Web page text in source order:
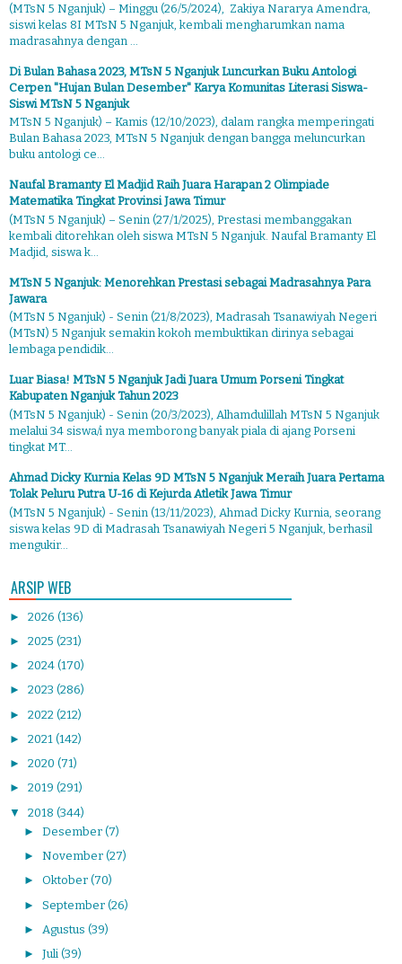
(MTsN 5 Nganjuk) – Minggu (26/5/2024), Zakiya Nararya Amendra,
siswi kelas 8I MTsN 5 Nganjuk, kembali mengharumkan nama
madrasahnya dengan ...
Di Bulan Bahasa 2023, MTsN 5 Nganjuk Luncurkan Buku Antologi
Cerpen "Hujan Bulan Desember" Karya Komunitas Literasi Siswa-
Siswi MTsN 5 Nganjuk
MTsN 5 Nganjuk) – Kamis (12/10/2023), dalam rangka memperingati
Bulan Bahasa 2023, MTsN 5 Nganjuk dengan bangga meluncurkan
buku antologi ce...
Naufal Bramanty El Madjid Raih Juara Harapan 2 Olimpiade
Matematika Tingkat Provinsi Jawa Timur
(MTsN 5 Nganjuk) – Senin (27/1/2025), Prestasi membanggakan
kembali ditorehkan oleh siswa MTsN 5 Nganjuk. Naufal Bramanty El
Madjid, siswa k...
MTsN 5 Nganjuk: Menorehkan Prestasi sebagai Madrasahnya Para
Jawara
(MTsN 5 Nganjuk) - Senin (21/8/2023), Madrasah Tsanawiyah Negeri
(MTsN) 5 Nganjuk semakin kokoh membuktikan dirinya sebagai
lembaga pendidik...
Luar Biasa! MTsN 5 Nganjuk Jadi Juara Umum Porseni Tingkat
Kabupaten Nganjuk Tahun 2023
(MTsN 5 Nganjuk) - Senin (20/3/2023), Alhamdulillah MTsN 5 Nganjuk
melalui 34 siswa/i nya memborong banyak piala di ajang Porseni
tingkat MT...
Ahmad Dicky Kurnia Kelas 9D MTsN 5 Nganjuk Meraih Juara Pertama
Tolak Peluru Putra U-16 di Kejurda Atletik Jawa Timur
(MTsN 5 Nganjuk) - Senin (13/11/2023), Ahmad Dicky Kurnia, seorang
siswa kelas 9D di Madrasah Tsanawiyah Negeri 5 Nganjuk, berhasil
mengukir...
ARSIP WEB
► 2026 (136)
► 2025 (231)
► 2024 (170)
► 2023 (286)
► 2022 (212)
► 2021 (142)
► 2020 (71)
► 2019 (291)
▼ 2018 (344)
► Desember (7)
► November (27)
► Oktober (70)
► September (26)
► Agustus (39)
► Juli (39)